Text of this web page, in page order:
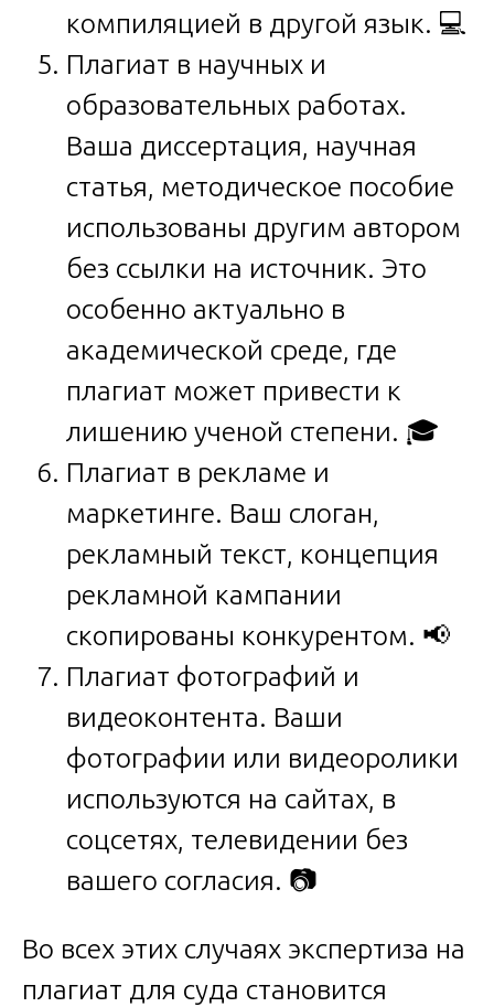
компиляцией в другой язык. 💻
Плагиат в научных и
образовательных работах.
Ваша диссертация, научная
статья, методическое пособие
использованы другим автором
без ссылки на источник. Это
особенно актуально в
академической среде, где
плагиат может привести к
лишению ученой степени. 🎓
Плагиат в рекламе и
маркетинге. Ваш слоган,
рекламный текст, концепция
рекламной кампании
скопированы конкурентом. 📢
Плагиат фотографий и
видеоконтента. Ваши
фотографии или видеоролики
используются на сайтах, в
соцсетях, телевидении без
вашего согласия. 📷
Во всех этих случаях экспертиза на
плагиат для суда становится